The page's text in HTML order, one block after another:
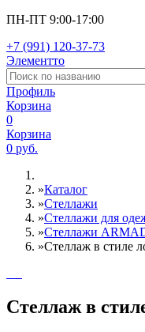
ПН-ПТ 9:00-17:00
+7 (991) 120-37-73
Элементто
Профиль
Корзина
0
Корзина
0 руб.
»Каталог
»Стеллажи
»Cтеллажи для
»Стеллажи
»Стеллаж в стиле
Стеллаж в